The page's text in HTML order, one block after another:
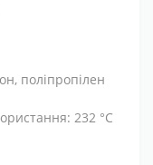
поліпропілен
232 °C